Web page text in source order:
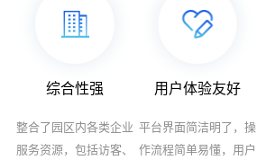
综合性强
整合了园区内各类企业
服务资源，包括访客、
用户体验友好
平台界面简洁明了，操
作流程简单易懂，用户